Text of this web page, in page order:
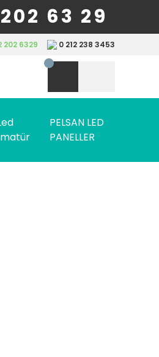
63 29
202 6329 0 212 238 3453
PELSAN LED
PANELLER